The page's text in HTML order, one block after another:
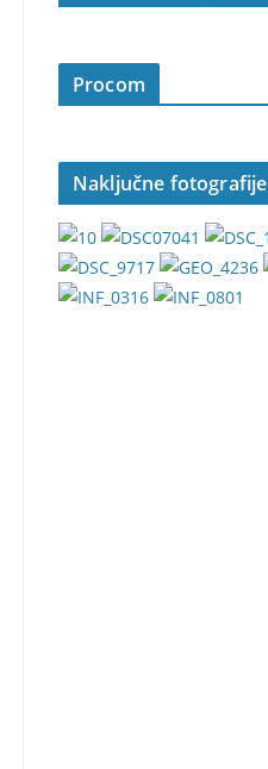
Procom
Naključne fotografije